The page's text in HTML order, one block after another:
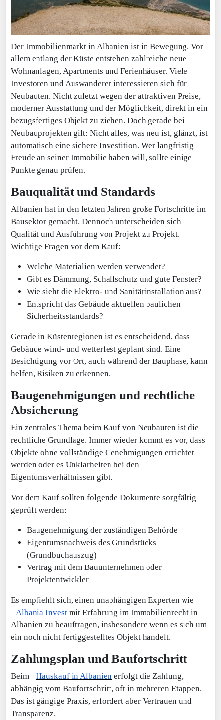
Der Immobilienmarkt in Albanien ist in Bewegung. Vor
allem entlang der Küste entstehen zahlreiche neue
Wohnanlagen, Apartments und Ferienhäuser. Viele
Investoren und Auswanderer interessieren sich für
Neubauten. Nicht zuletzt wegen der attraktiven Preise,
moderner Ausstattung und der Möglichkeit, direkt in ein
bezugsfertiges Objekt zu ziehen. Doch gerade bei
Neubauprojekten gilt: Nicht alles, was neu ist, glänzt, ist
automatisch eine sichere Investition. Wer langfristig
Freude an seiner Immobilie haben will, sollte einige
Punkte genau prüfen.
Bauqualität und Standards
Albanien hat in den letzten Jahren große Fortschritte im
Bausektor gemacht. Dennoch unterscheiden sich
Qualität und Ausführung von Projekt zu Projekt.
Wichtige Fragen vor dem Kauf:
Welche Materialien werden verwendet?
Gibt es Dämmung, Schallschutz und gute Fenster?
Wie sieht die Elektro- und Sanitärinstallation aus?
Entspricht das Gebäude aktuellen baulichen
Sicherheitsstandards?
Gerade in Küstenregionen ist es entscheidend, dass
Gebäude wind- und wetterfest geplant sind. Eine
Besichtigung vor Ort, auch während der Bauphase, kann
helfen, Risiken zu erkennen.
Baugenehmigungen und rechtliche
Absicherung
Ein zentrales Thema beim Kauf von Neubauten ist die
rechtliche Grundlage. Immer wieder kommt es vor, dass
Objekte ohne vollständige Genehmigungen errichtet
werden oder es Unklarheiten bei den
Eigentumsverhältnissen gibt.
Vor dem Kauf sollten folgende Dokumente sorgfältig
geprüft werden:
Baugenehmigung der zuständigen Behörde
Eigentumsnachweis des Grundstücks
(Grundbuchauszug)
Vertrag mit dem Bauunternehmen oder
Projektentwickler
Es empfiehlt sich, einen unabhängigen Experten wie
Albania Invest mit Erfahrung im Immobilienrecht in
Albanien zu beauftragen, insbesondere wenn es sich um
ein noch nicht fertiggestelltes Objekt handelt.
Zahlungsplan und Baufortschritt
Beim Hauskauf in Albanien erfolgt die Zahlung,
abhängig vom Baufortschritt, oft in mehreren Etappen.
Das ist gängige Praxis, erfordert aber Vertrauen und
Transparenz.